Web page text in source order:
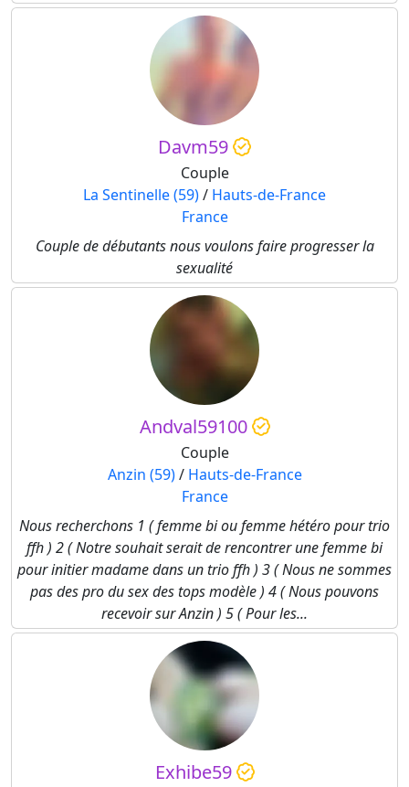
Davm59
Couple
La Sentinelle (59)/ Hauts-de-France
France
Couple de débutants nous voulons faire progresser la
sexualité
Andval59100
Couple
Anzin (59)/ Hauts-de-France
France
Nous recherchons 1 ( femme bi ou femme hétéro pour trio
ffh ) 2 ( Notre souhait serait de rencontrer une femme bi
pour initier madame dans un trio ffh ) 3 ( Nous ne sommes
pas des pro du sex des tops modèle ) 4 ( Nous pouvons
recevoir sur Anzin ) 5 ( Pour les...
Exhibe59